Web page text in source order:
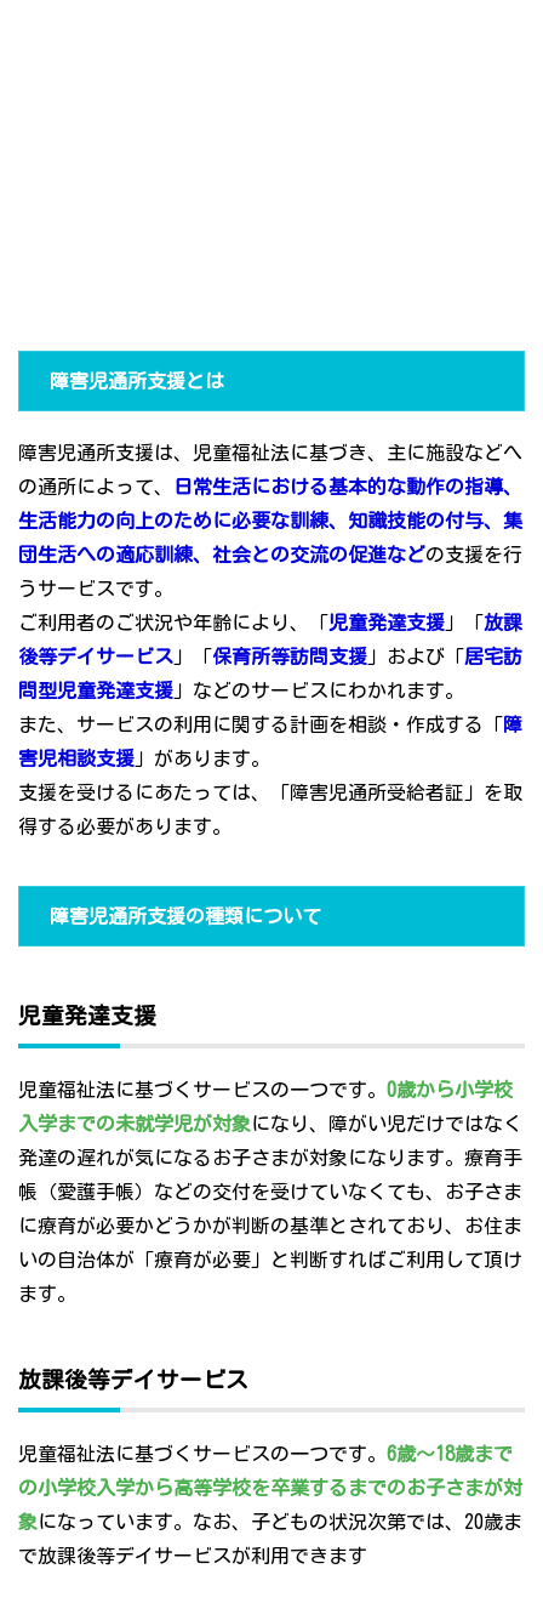
障害児通所支援とは
障害児通所支援は、児童福祉法に基づき、主に施設などへ
の通所によって、
日常生活における基本的な動作の指導、
生活能力の向上のために必要な訓練、知識技能の付与、集
団生活への適応訓練、社会との交流の促進などの支援を行
うサービスです。
ご利用者のご状況や年齢により、「児童発達支援 」「放課
後等デイサービス 」「保育所等訪問支援 」および「居宅訪
問型児童発達支援 」などのサービスにわかれます。
また、サービスの利用に関する計画を相談・作成する「障
害児相談支援 」があります。
支援を受けるにあたっては、「障害児通所受給者証」を取
得する必要があります。
障害児通所支援の種類について
児童発達支援
児童福祉法に基づくサービスの一つです。 0歳から小学校
入学までの未就学児が対象になり、障がい児だけではなく
発達の遅れが気になるお子さまが対象になります。療育手
帳（愛護手帳）などの交付を受けていなくても、お子さま
に療育が必要かどうかが判断の基準とされており、お住ま
いの自治体が「療育が必要」と判断すればご利用して頂け
ます。
放課後等デイサービス
児童福祉法に基づくサービスの一つです。 6歳～18歳まで
の小学校入学から高等学校を卒業するまでのお子さまが対
象になっています。なお、子どもの状況次第では、20歳ま
で放課後等デイサービスが利用できます